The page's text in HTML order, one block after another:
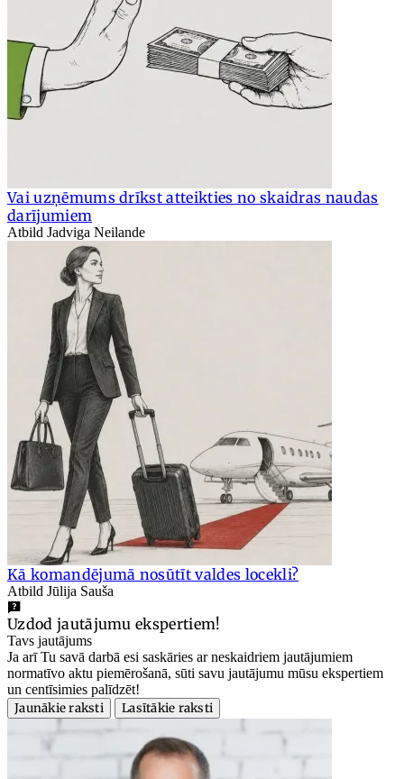
Vai uzņēmums drīkst atteikties no skaidras naudas
darījumiem
Atbild Jadviga Neilande
Kā komandējumā nosūtīt valdes locekli?
Atbild Jūlija Sauša
Uzdod jautājumu ekspertiem!
Tavs jautājums
Ja arī Tu savā darbā esi saskāries ar neskaidriem jautājumiem
normatīvo aktu piemērošanā, sūti savu jautājumu mūsu ekspertiem
un centīsimies palīdzēt!
Jaunākie raksti
Lasītākie raksti